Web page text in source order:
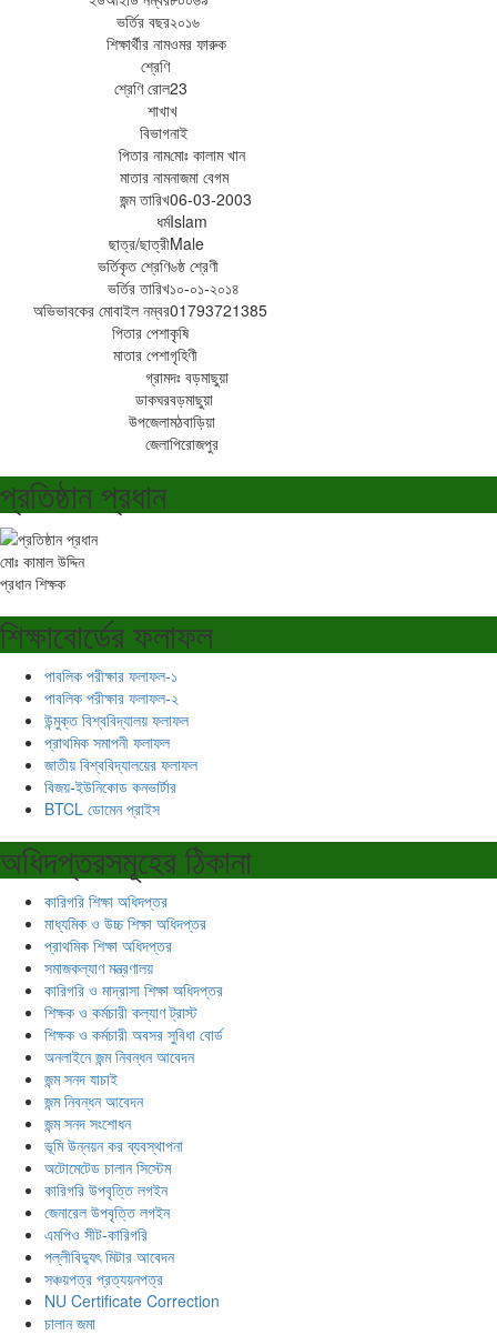
ভর্তির বছর২০১৬
শিক্ষার্থীর নামওমর ফারুক
শ্রেণি
শ্রেণি রোল23
শাখাখ
বিভাগনাই
পিতার নামমোঃ কালাম খান
মাতার নামনাজমা বেগম
জন্ম তারিখ06-03-2003
ধর্মIslam
ছাত্র/ছাত্রীMale
ভর্তিকৃত শ্রেণি৬ষ্ঠ শ্রেণী
ভর্তির তারিখ১০-০১-২০১৪
অভিভাবকের মোবাইল নম্বর01793721385
পিতার পেশাকৃষি
মাতার পেশাগৃহিণী
গ্রামদঃ বড়মাছুয়া
ডাকঘরবড়মাছুয়া
উপজেলামঠবাড়িয়া
জেলাপিরোজপুর
প্রতিষ্ঠান প্রধান
মোঃ কামাল উদ্দিন
প্রধান শিক্ষক
শিক্ষাবোর্ডের ফলাফল
পাবলিক পরীক্ষার ফলাফল-১
পাবলিক পরীক্ষার ফলাফল-২
উন্মুক্ত বিশ্ববিদ্যালয় ফলাফল
প্রাথমিক সমাপনী ফলাফল
জাতীয় বিশ্ববিদ্যালয়ের ফলাফল
বিজয়-ইউনিকোড কনভার্টার
BTCL ডোমেন প্রাইস
অধিদপ্তরসমূহের ঠিকানা
কারিগরি শিক্ষা অধিদপ্তর
মাধ্যমিক ও উচ্চ শিক্ষা অধিদপ্তর
প্রাথমিক শিক্ষা অধিদপ্তর
সমাজকল্যাণ মন্ত্রণালয়
কারিগরি ও মাদ্রাসা শিক্ষা অধিদপ্তর
শিক্ষক ও কর্মচারী কল্যাণ ট্রাস্ট
শিক্ষক ও কর্মচারী অবসর সুবিধা বোর্ড
অনলাইনে জন্ম নিবন্ধন আবেদন
জন্ম সনদ যাচাই
জন্ম নিবন্ধন আবেদন
জন্ম সনদ সংশোধন
ভূমি উন্নয়ন কর ব্যবস্থাপনা
অটোমেটেড চালান সিস্টেম
কারিগরি উপবৃত্তি লগইন
জেনারেল উপবৃত্তি লগইন
এমপিও সীট-কারিগরি
পল্লীবিদ্যুৎ মিটার আবেদন
সঞ্চয়পত্র প্রত্যয়নপত্র
NU Certificate Correction
চালান জমা